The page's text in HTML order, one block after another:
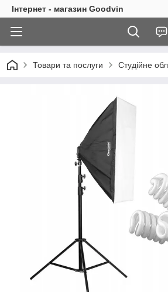
Інтернет - магазин Goodvin
Товари та послуги Студійне